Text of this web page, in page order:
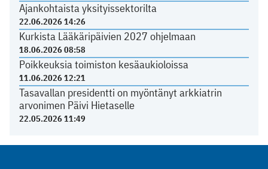
Ajankohtaista yksityissektorilta
22.06.2026 14:26
Kurkista Lääkäripäivien 2027 ohjelmaan
18.06.2026 08:58
Poikkeuksia toimiston kesäaukioloissa
11.06.2026 12:21
Tasavallan presidentti on myöntänyt arkkiatrin
arvonimen Päivi Hietaselle
22.05.2026 11:49